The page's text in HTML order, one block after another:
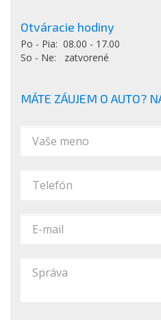
Otváracie hodiny
Po - Pia: 08.00 - 17.00
So - Ne: zatvorené
MÁTE ZÁUJEM O AUTO?